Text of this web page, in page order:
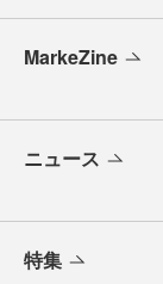
MarkeZine
ニュース
特集